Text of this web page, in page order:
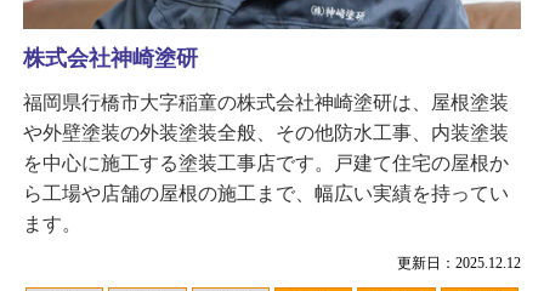
更新日：2025.12.12
株式会社神崎塗研
福岡県行橋市大字稲童の株式会社神崎塗研は、屋根塗装
や外壁塗装の外装塗装全般、その他防水工事、内装塗装
を中心に施工する塗装工事店です。戸建て住宅の屋根か
ら工場や店舗の屋根の施工まで、幅広い実績を持ってい
ます。